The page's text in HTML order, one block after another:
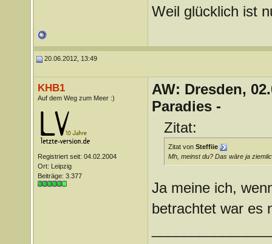
Weil glücklich ist
20.06.2012, 13:49
KHB1
Auf dem Weg zum Meer :)
Registriert seit: 04.02.2004
Ort: Leipzig
Beiträge: 3.377
AW: Dresden,
Paradies -
Zitat:
Zitat von Steffiie
Mh, meinst du? Das wäre ja
Ja meine ich,
betrachtet war es